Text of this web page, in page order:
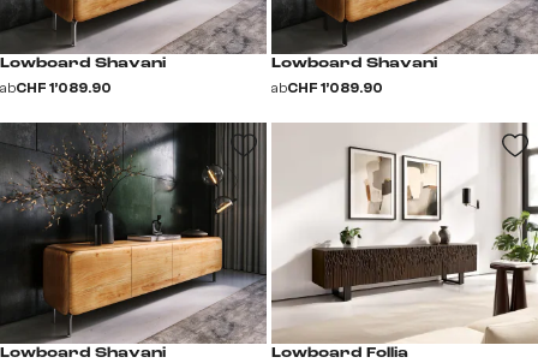
Lowboard Shavani
abCHF 1’089.90
Lowboard Shavani
abCHF 1’089.90
Lowboard Shavani Lowboard Follia